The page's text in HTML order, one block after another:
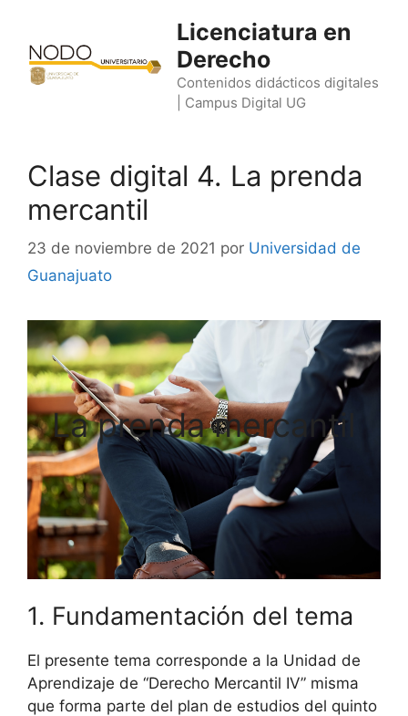
contenido
Licenciatura en
Derecho
Contenidos didácticos digitales
| Campus Digital UG
Clase digital 4. La prenda
mercantil
23 de noviembre de 2021 por Universidad de
Guanajuato
La prenda mercantil
1. Fundamentación del tema
El presente tema corresponde a la Unidad de
Aprendizaje de “Derecho Mercantil IV” misma
que forma parte del plan de estudios del quinto